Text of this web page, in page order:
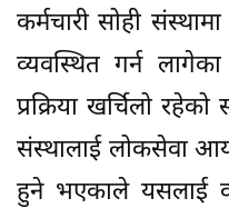
कर्मचारी सोही
व्यवस्थित गर्न
प्रक्रिया खर्चिलो
संस्थालाई लोकसेवा
हुने भएकाले यसलाई